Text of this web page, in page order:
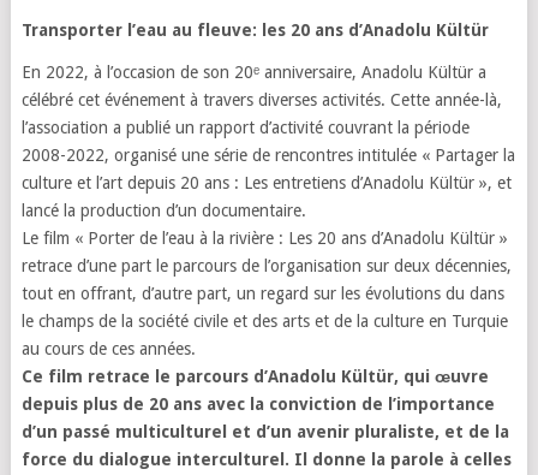
Transporter l’eau au fleuve: les 20 ans d’Anadolu Kültür
En 2022, à l’occasion de son 20ᵉ anniversaire, Anadolu Kültür a
célébré cet événement à travers diverses activités. Cette année-là,
l’association a publié un rapport d’activité couvrant la période
2008-2022, organisé une série de rencontres intitulée « Partager la
culture et l’art depuis 20 ans : Les entretiens d’Anadolu Kültür », et
lancé la production d’un documentaire.
Le film « Porter de l’eau à la rivière : Les 20 ans d’Anadolu Kültür »
retrace d’une part le parcours de l’organisation sur deux décennies,
tout en offrant, d’autre part, un regard sur les évolutions du dans
le champs de la société civile et des arts et de la culture en Turquie
au cours de ces années.
Ce film retrace le parcours d’Anadolu Kültür, qui œuvre
depuis plus de 20 ans avec la conviction de l’importance
d’un passé multiculturel et d’un avenir pluraliste, et de la
force du dialogue interculturel. Il donne la parole à celles